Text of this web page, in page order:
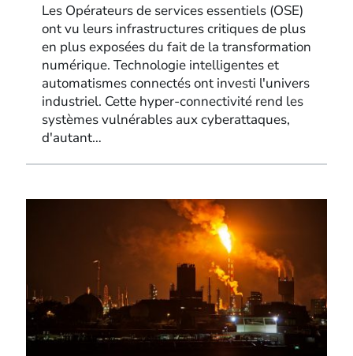
Les Opérateurs de services essentiels (OSE)
ont vu leurs infrastructures critiques de plus
en plus exposées du fait de la transformation
numérique. Technologie intelligentes et
automatismes connectés ont investi l'univers
industriel. Cette hyper-connectivité rend les
systèmes vulnérables aux cyberattaques,
d'autant…